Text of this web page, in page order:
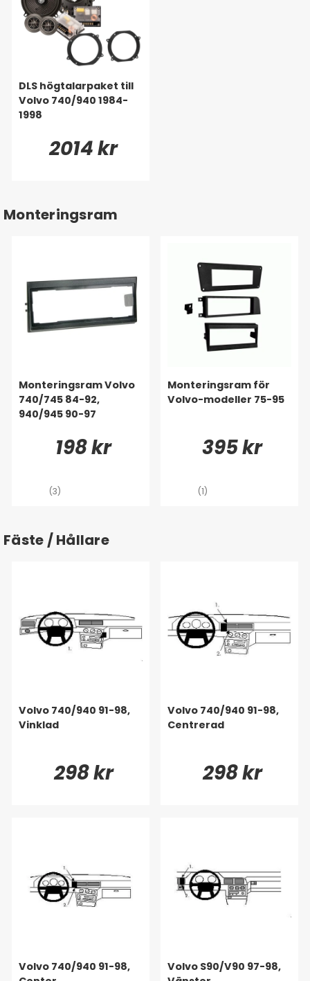
DLS högtalarpaket till
Volvo 740/940 1984-
1998
2014 kr
Monteringsram
Monteringsram Volvo
740/745 84-92,
940/945 90-97
198 kr
(3)
Monteringsram för
Volvo-modeller 75-95
395 kr
(1)
Fäste / Hållare
Volvo 740/940 91-98,
Vinklad
298 kr
Volvo 740/940 91-98,
Centrerad
298 kr
Volvo 740/940 91-98,
Volvo S90/V90 97-98,